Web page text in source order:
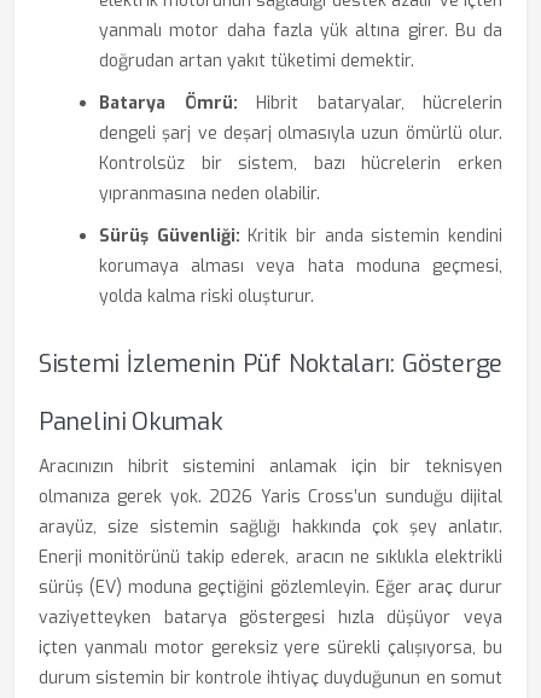
yanmalı motor daha fazla yük altına girer. Bu da
doğrudan artan yakıt tüketimi demektir.
Batarya Ömrü: Hibrit bataryalar, hücrelerin
dengeli şarj ve deşarj olmasıyla uzun ömürlü olur.
Kontrolsüz bir sistem, bazı hücrelerin erken
yıpranmasına neden olabilir.
Sürüş Güvenliği: Kritik bir anda sistemin kendini
korumaya alması veya hata moduna geçmesi,
yolda kalma riski oluşturur.
Sistemi İzlemenin Püf Noktaları: Gösterge
Panelini Okumak
Aracınızın hibrit sistemini anlamak için bir teknisyen
olmanıza gerek yok. 2026 Yaris Cross’un sunduğu dijital
arayüz, size sistemin sağlığı hakkında çok şey anlatır.
Enerji monitörünü takip ederek, aracın ne sıklıkla elektrikli
sürüş (EV) moduna geçtiğini gözlemleyin. Eğer araç durur
vaziyetteyken batarya göstergesi hızla düşüyor veya
içten yanmalı motor gereksiz yere sürekli çalışıyorsa, bu
durum sistemin bir kontrole ihtiyaç duyduğunun en somut